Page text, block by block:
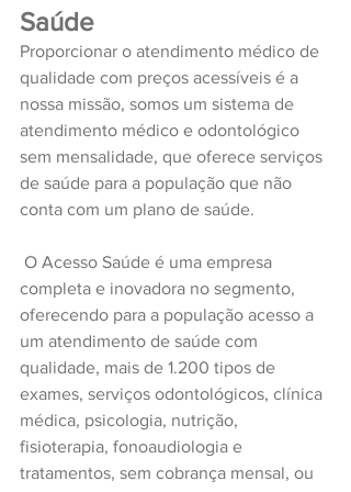
Saúde
Proporcionar o atendimento médico de
qualidade com preços acessíveis é a
nossa missão, somos um sistema de
atendimento médico e odontológico
sem mensalidade, que oferece serviços
de saúde para a população que não
conta com um plano de saúde.
completa e inovadora no segmento,
oferecendo para a população acesso a
um atendimento de saúde com
qualidade, mais de 1.200 tipos de
exames, serviços odontológicos, clínica
médica, psicologia, nutrição,
fisioterapia, fonoaudiologia e
tratamentos, sem cobrança mensal, ou